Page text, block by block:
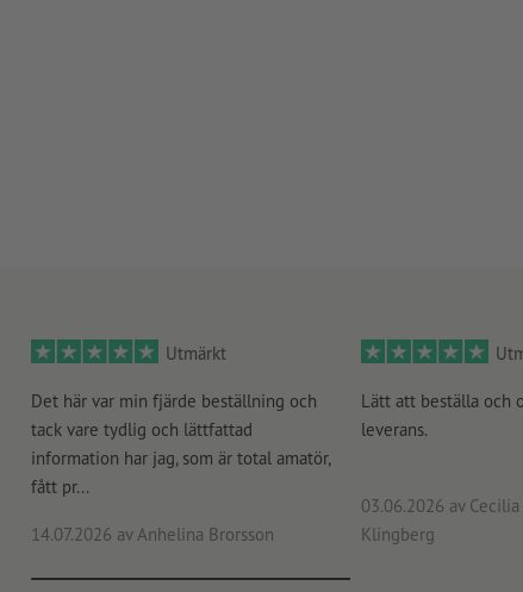
Utmärkt
Det här var min fjärde beställning och
tack vare tydlig och lättfattad
information har jag, som är total amatör,
fått pr...
14.07.2026 av Anhelina Brorsson
Lätt att beställa och
leverans.
03.06.2026 av
Klingberg